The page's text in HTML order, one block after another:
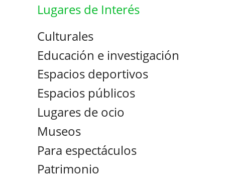
Lugares de Interés
Culturales
Educación e investigación
Espacios deportivos
Espacios públicos
Lugares de ocio
Museos
Para espectáculos
Patrimonio